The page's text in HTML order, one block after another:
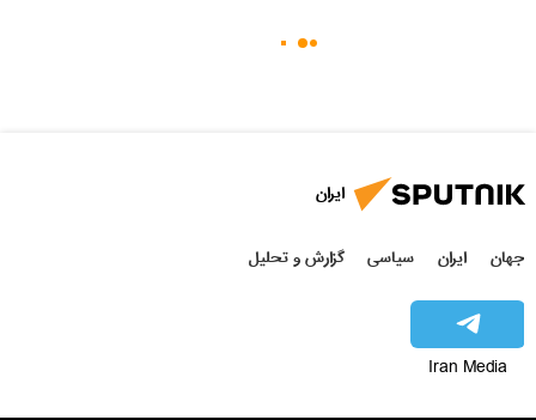
ایران
جهان ایران سیاسی گزارش و تحلیل
Iran Media